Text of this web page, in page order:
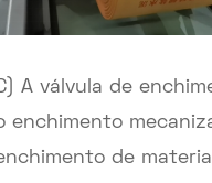
A válvula de
enchimento
de